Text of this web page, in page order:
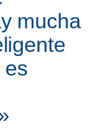
mucha
es